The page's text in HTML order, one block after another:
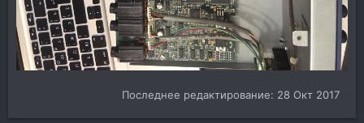
Последнее редактирование: 28 Окт 2017